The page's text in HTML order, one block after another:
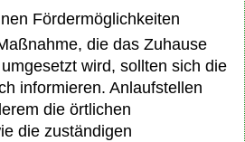
die das Zuhause
wird, sollten sich die
informieren. Anlaufstellen
die örtlichen
die zuständigen